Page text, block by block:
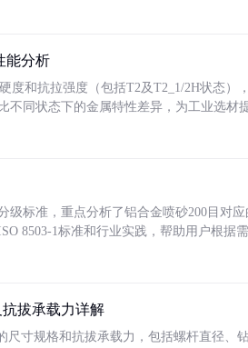
能分析
度和抗拉强度（包括T2及T2_1/2H状态）
不同状态下的金属特性差异，为工业选材
级标准，重点分析了铝合金喷砂200目对
8503-1标准和行业实践，帮助用户根据
拔承载力详解
尺寸规格和抗拔承载力，包括螺杆直径、